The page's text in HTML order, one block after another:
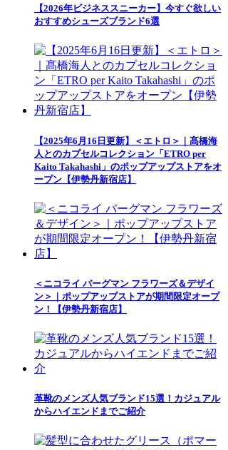
【2026年ビジネススニーカー】今すぐ欲しい
おすすめシューズブランド6選
【2025年6月16日更新】＜エトロ＞｜髙橋海
人とのカプセルコレクション「ETRO per
Kaito Takahashi」のポップアップストアをオ
ープン【伊勢丹新宿店】
＜ニコライ バーグマン フラワーズ＆デザイ
ン＞｜ポップアップストアが期間限定オープ
ン！【伊勢丹新宿店】
革靴のメンズ人気ブランド15選！カジュアル
からハイエンドまでご紹介